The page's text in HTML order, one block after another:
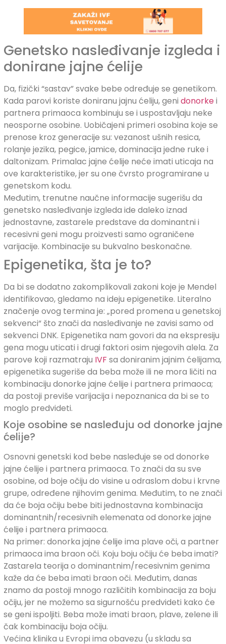
Genetsko nasleđivanje izgleda i
donirane jajne ćelije
Da, fizički “sastav” svake bebe određuje se genetikom.
Kada parovi koriste doniranu jajnu ćeliju, geni donorkei
partnera primaoca kombinuju se i uspostavljaju neke
neosporne osobine. Uobičajeni primeri osobina koje se
prenose kroz generacije su: vezanost ušnih resica,
rolanje jezika, pegice, jamice, dominacija jedne ruke i
daltonizam. Primalac jajne ćelije neće imati uticaja na
ove karakteristike, jer su one čvrsto programirane u
genetskom kodu.
Međutim, trenutne naučne informacije sugerišu da
genetsko nasleđivanje izgleda ide daleko iznad
jednostavne, zastarele predstave da dominantni i
recesivni geni mogu proizvesti samo ograničene
varijacije. Kombinacije su bukvalno beskonačne.
Epigenetika, šta je to?
Da bi se dodatno zakomplikovali zakoni koje je Mendel
identifikovao, gledamo na ideju epigenetike. Literalno
značenje ovog termina je: „pored promena u genetskoj
sekvenci“ što znači da nasleđivanje ne zavisi samo od
sekvenci DNK. Epigenetika nam govori da na ekspresiju
gena mogu uticati i drugi faktori osim njegovih alela. Za
parove koji razmatraju IVF sa doniranim jajnim ćelijama,
epigenetika sugeriše da beba može ili ne mora ličiti na
kombinaciju donorke jajne ćelije i partnera primaoca;
da postoji previše varijacija i nepoznanica da bi se to
moglo predvideti.
Koje osobine se nasleđuju od donorke jajne
ćelije?
Osnovni genetski kod bebe nasleđuje se od donorke
jajne ćelije i partnera primaoca. To znači da su sve
osobine, od boje očiju do visine u odraslom dobu i krvne
grupe, određene njihovim genima. Međutim, to ne znači
da će boja očiju bebe biti jednostavna kombinacija
dominantnih/recesivnih elemenata od donorke jajne
ćelije i partnera primaoca.
Na primer: donorka jajne ćelije ima plave oči, a partner
primaoca ima braon oči. Koju boju očiju će beba imati?
Zastarela teorija o dominantnim/recesivnim genima
kaže da će beba imati braon oči. Međutim, danas
znamo da postoji mnogo različitih kombinacija za boju
očiju, jer ne možemo sa sigurnošću predvideti kako će
se geni ispoljiti. Beba može imati braon, plave, zelene ili
čak kombinaciju boja očiju.
Većina klinika u Evropi ima obavezu (u skladu sa